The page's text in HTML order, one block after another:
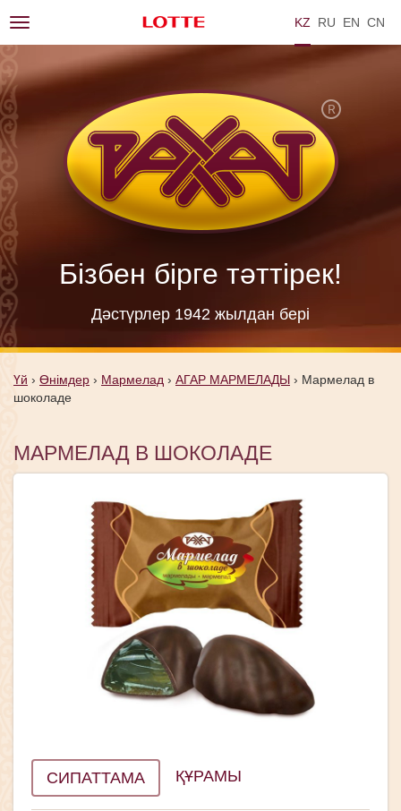
KZ RU EN ZH
Бізбен бірге тәттірек!
Дәстүрлер 1942 жылдан берi
Toggle
navigation
Үй › Өнімдер › Мармелад › АГАР МАРМЕЛАДЫ › Мармелад в
шоколаде
МАРМЕЛАД В ШОКОЛАДЕ
СИПАТТАМА ҚҰРАМЫ